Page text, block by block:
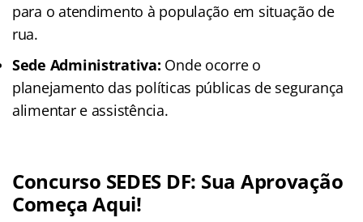
para o atendimento à população em situação de
rua.
Sede Administrativa: Onde ocorre o
planejamento das políticas públicas de segurança
alimentar e assistência.
Concurso SEDES DF: Sua Aprovação
Começa Aqui!